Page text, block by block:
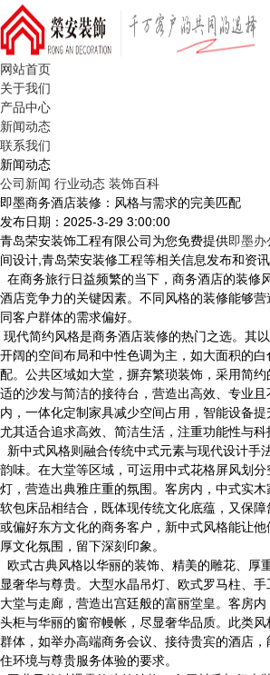
网站首页
关于我们
产品中心
新闻动态
联系我们
新闻动态
公司新闻 行业动态 装饰百科
即墨商务酒店装修：风格与需求的完美匹配
发布日期：2025-3-29 3:00:00
青岛荣安装饰工程有限公司为您免费提供即墨
间设计,青岛荣安装修工程等相关信息发布和资
在商务旅行日益频繁的当下，商务酒店的装修
酒店竞争力的关键因素。不同风格的装修能够
同客户群体的需求偏好。
现代简约风格是商务酒店装修的热门之选。其
开阔的空间布局和中性色调为主，如大面积的
配。公共区域如大堂，摒弃繁琐装饰，采用简
适的沙发与简洁的接待台，营造出高效、专业
内，一体化定制家具减少空间占用，智能设备
尤其适合追求高效、简洁生活，注重功能性与科
新中式风格则融合传统中式元素与现代设计手
韵味。在大堂等区域，可运用中式花格屏风划
灯，营造出典雅庄重的氛围。客房内，中式实
软包床品相结合，既体现传统文化底蕴，又保
或偏好东方文化的商务客户，新中式风格能让
厚文化氛围，留下深刻印象。
欧式古典风格以华丽的装饰、精美的雕花、厚
显奢华与尊贵。大型水晶吊灯、欧式罗马柱、
大堂与走廊，营造出宫廷般的富丽堂皇。客房
头柜与华丽的窗帘幔帐，尽显奢华品质。此类
群体，如举办高端商务会议、接待贵宾的酒店
住环境与尊贵服务体验的要求。